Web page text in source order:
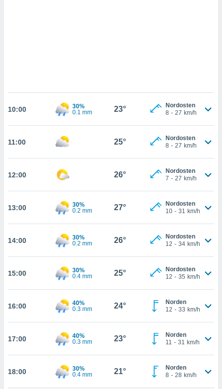
Rand
sind,
In
dass wir
für die
10:00
30%
0.1 mm
23°
Nordosten
8 - 27 km/h
11:00 25°
Nordosten
8 - 27 km/h
12:00 26°
Nordosten
7 - 27 km/h
13:00
30%
0.2 mm
27°
Nordosten
10 - 31 km/h
14:00
30%
0.2 mm
26°
Nordosten
12 - 34 km/h
15:00
30%
0.4 mm
25°
Nordosten
12 - 35 km/h
16:00
40%
0.3 mm
24°
Norden
12 - 33 km/h
17:00
40%
0.3 mm
23°
Norden
11 - 31 km/h
18:00
30%
0.4 mm
21°
Norden
8 - 28 km/h